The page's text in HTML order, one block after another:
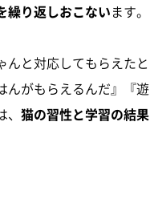
繰り返しおこないます。
と対応してもらえたと
んがもらえるんだ』『遊
猫の習性と学習の結果